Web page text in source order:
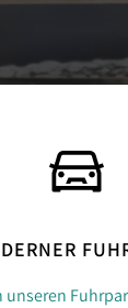
unseren